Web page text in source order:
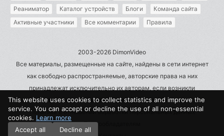
Реаниматор
Каталог устройств Блоги
Команда сайта
Активные участники
Все комментарии Правила
2003-2026 DimonVideo
Все материалы, размещенные на сайте, найдены в сети интернет
как свободно распространяемые, авторские права на них
принадлежат исключительно их авторам, если возникли
претензии - пишите на admin@dimonvideo.ru
Политика в отношении обработки персональных данных
Правообладателям
This website uses cookies to collect statistics and improve the
service. You can accept or decline the use of all non-essential
cookies. Learn more
Accept all
Decline all